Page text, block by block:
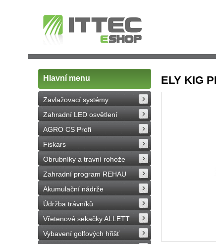
Hlavní menu
Zavlažovací systémy
Zahradní LED osvětlení
AGRO CS Profi
Fiskars
Obrubníky a travní rohože
Zahradní program REHAU
Akumulační nádrže
Údržba trávníků
Vřetenové sekačky ALLETT
Vybavení golfových hřišť
ELY KIG